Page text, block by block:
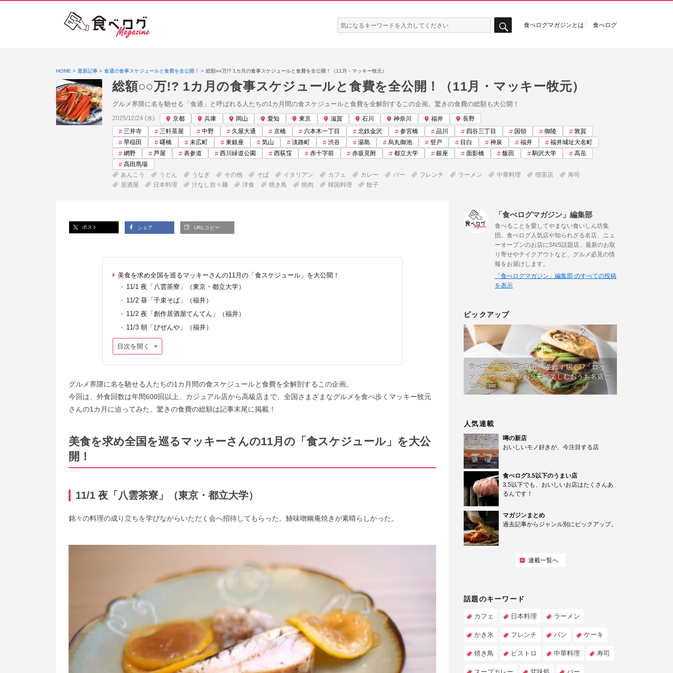
検
索:
食べログマガジンとは 食べログ
HOME 最新記事 食通の食事スケジュールと食費を全公開！ 総額○○万!? 1カ月の食事スケジュールと食費を全公開！（11月・マッキー牧元）
総額○○万!? 1カ月の食事スケジュールと食費を全公開！（11月・マッキー牧元）
グルメ界隈に名を馳せる「食通」と呼ばれる人たちの1カ月間の食スケジュールと食費を全解剖するこの企画。驚きの食費の総額も大公開！
投稿日:
2025/12/24 (水) 京都 兵庫 岡山 愛知 東京 滋賀 石川 神奈川 福井
長野
三井寺
三軒茶屋 中野 久屋大通 京橋 六本木一丁目 北鉄金沢 参宮橋 品川 四谷三丁目 国領 御陵
敦賀
早稲田
曙橋 末広町 東銀座 気山 淡路町 渋谷 湯島 烏丸御池 登戸 目白 神泉 福井
福井城址大名町
網野
芦屋 表参道 西川緑道公園 西荻窪 赤十字前 赤坂見附 都立大学 銀座 面影橋 飯田 駒沢大学
高岳
高田馬場
あんこう
うどん うなぎ その他 そば イタリアン カフェ カレー バー フレンチ ラーメン 中華料理 喫茶店
寿司
居酒屋
日本料理 汁なし担々麺 洋食 焼き鳥 焼肉 韓国料理 餃子
ポスト シェア URLコピー
美食を求め全国を巡るマッキーさんの11月の「食スケジュール」を大公開！
11/1 夜「八雲茶寮」（東京・都立大学）
11/2 昼「千束そば」（福井）
11/2 夜「創作居酒屋てんてん」（福井）
11/3 朝「びぜんや」（福井）
目次を開く
グルメ界隈に名を馳せる人たちの1カ月間の食スケジュールと食費を全解剖するこの企画。
今回は、外食回数は年間600回以上、カジュアル店から高級店まで、全国さまざまなグルメを食べ歩くマッキー牧元
さんの1カ月に迫ってみた。驚きの食費の総額は記事末尾に掲載！
美食を求め全国を巡るマッキーさんの11月の「食スケジュール」を大公
開！
11/1 夜「八雲茶寮」（東京・都立大学）
銘々の料理の成り立ちを学びながらいただく会へ招待してもらった。鰆味噌幽庵焼きが素晴らしかった。
「食べログマガジン」編集部
食べることを愛してやまない食いしん坊集
団。食べログ人気店や知られざる名店、ニュ
ーオープンのお店にSNS話題店、最新のお取
り寄せやテイクアウトなど、グルメ必見の情
報をお届けします。
「食べログマガジン」編集部 のすべての投稿
を表示
ピックアップ
食べログ 百名店の味が、並ばず届く!?「ロケ
ットナウ」のデリバリーで楽しむおうち名店ご
はん
PR
人気連載
噂の新店
おいしいモノ好きが、今注目する店
食べログ3.5以下のうまい店
3.5以下でも、おいしいお店はたくさんあ
るんです！
マガジンまとめ
過去記事からジャンル別にピックアップ。
連載一覧へ
話題のキーワード
カフェ 日本料理 ラーメン
かき氷 フレンチ パン ケーキ
焼き鳥 ビストロ 中華料理 寿司